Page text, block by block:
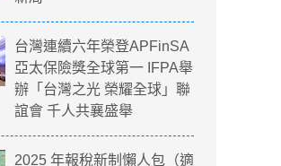
台灣連續六年榮登APFinSA
亞太保險獎全球第一 IFPA舉
辦「台灣之光 榮耀全球」聯
誼會 千人共襄盛舉
2025 年報稅新制懶人包（適